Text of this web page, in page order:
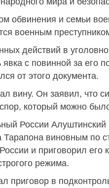
обвинения и семьи
военным
действий в
с повинной за его
от этого документа.
вину. Он заявил, что
который можно
России Алуштинский
Тарапона виновным по
и приговорил
режима.
приговор в